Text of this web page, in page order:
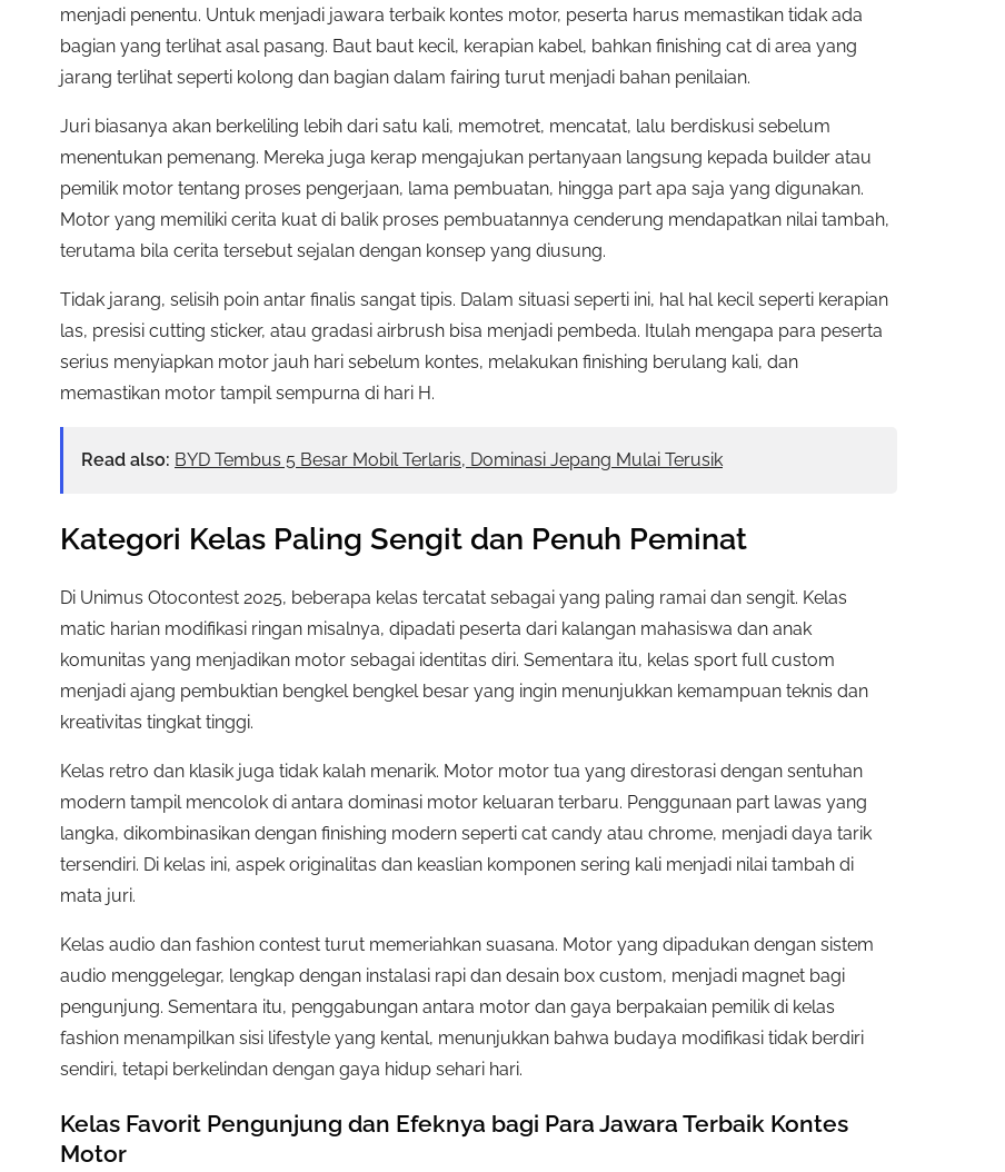
menjadi penentu. Untuk menjadi jawara terbaik kontes motor, peserta harus memastikan tidak ada
bagian yang terlihat asal pasang. Baut baut kecil, kerapian kabel, bahkan finishing cat di area yang
jarang terlihat seperti kolong dan bagian dalam fairing turut menjadi bahan penilaian.
Juri biasanya akan berkeliling lebih dari satu kali, memotret, mencatat, lalu berdiskusi sebelum
menentukan pemenang. Mereka juga kerap mengajukan pertanyaan langsung kepada builder atau
pemilik motor tentang proses pengerjaan, lama pembuatan, hingga part apa saja yang digunakan.
Motor yang memiliki cerita kuat di balik proses pembuatannya cenderung mendapatkan nilai tambah,
terutama bila cerita tersebut sejalan dengan konsep yang diusung.
Tidak jarang, selisih poin antar finalis sangat tipis. Dalam situasi seperti ini, hal hal kecil seperti kerapian
las, presisi cutting sticker, atau gradasi airbrush bisa menjadi pembeda. Itulah mengapa para peserta
serius menyiapkan motor jauh hari sebelum kontes, melakukan finishing berulang kali, dan
memastikan motor tampil sempurna di hari H.
Read also: BYD Tembus 5 Besar Mobil Terlaris, Dominasi Jepang Mulai Terusik
Kategori Kelas Paling Sengit dan Penuh Peminat
Di Unimus Otocontest 2025, beberapa kelas tercatat sebagai yang paling ramai dan sengit. Kelas
matic harian modifikasi ringan misalnya, dipadati peserta dari kalangan mahasiswa dan anak
komunitas yang menjadikan motor sebagai identitas diri. Sementara itu, kelas sport full custom
menjadi ajang pembuktian bengkel bengkel besar yang ingin menunjukkan kemampuan teknis dan
kreativitas tingkat tinggi.
Kelas retro dan klasik juga tidak kalah menarik. Motor motor tua yang direstorasi dengan sentuhan
modern tampil mencolok di antara dominasi motor keluaran terbaru. Penggunaan part lawas yang
langka, dikombinasikan dengan finishing modern seperti cat candy atau chrome, menjadi daya tarik
tersendiri. Di kelas ini, aspek originalitas dan keaslian komponen sering kali menjadi nilai tambah di
mata juri.
Kelas audio dan fashion contest turut memeriahkan suasana. Motor yang dipadukan dengan sistem
audio menggelegar, lengkap dengan instalasi rapi dan desain box custom, menjadi magnet bagi
pengunjung. Sementara itu, penggabungan antara motor dan gaya berpakaian pemilik di kelas
fashion menampilkan sisi lifestyle yang kental, menunjukkan bahwa budaya modifikasi tidak berdiri
sendiri, tetapi berkelindan dengan gaya hidup sehari hari.
Kelas Favorit Pengunjung dan Efeknya bagi Para Jawara Terbaik Kontes
Motor